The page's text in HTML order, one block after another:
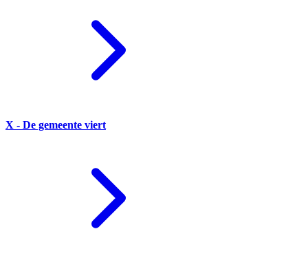
X - De gemeente viert